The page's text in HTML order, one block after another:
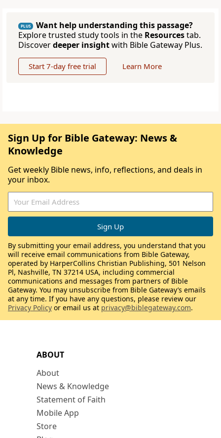
PLUS
Want help understanding this passage?
Explore trusted study tools in the Resourcestab.
Discoverdeeper insightwith Bible Gateway Plus.
Start 7-day free trial Learn More
ABOUT
About
News & Knowledge
Statement of Faith
Mobile App
Store
Sign Up for Bible Gateway: News &
Knowledge
Get weekly Bible news, info, reflections, and deals in
your inbox.
By submitting your email address, you understand that you
will receive email communications from Bible Gateway,
operated by HarperCollins Christian Publishing, 501 Nelson
Pl, Nashville, TN 37214 USA, including commercial
communications and messages from partners of Bible
Gateway. You may unsubscribe from Bible Gateway’s emails
at any time. If you have any questions, please review our
Privacy Policy or email us at privacy@biblegateway.com.